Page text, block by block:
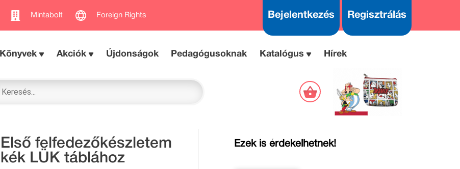
Mintabolt Foreign Rights Bejelentkezés Regisztrálás
Könyvek Akciók Újdonságok Pedagógusoknak Katalógus Hírek
Első felfedezőkészletem
kék LÜK táblához
Ezek is érdekelhetnek!